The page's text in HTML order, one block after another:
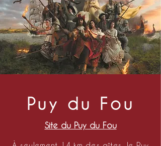
Puy du Fou
Site du Puy du Fou